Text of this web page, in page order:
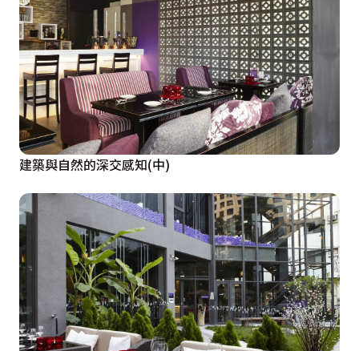
建築與自然的深交感知(中)